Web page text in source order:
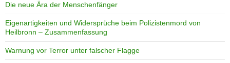
Die neue Ära der Menschenfänger
Eigenartigkeiten und Widersprüche beim Polizistenmord von
Heilbronn – Zusammenfassung
Warnung vor Terror unter falscher Flagge